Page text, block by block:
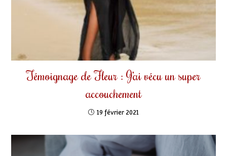
Témoignage de Fleur : J’ai vécu un super
accouchement
19 février 2021